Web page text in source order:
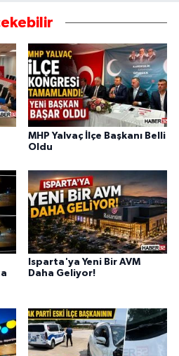
MHP Yalvaç İlçe Başkanı Belli
Oldu
Isparta'ya Yeni Bir AVM
Daha Geliyor!